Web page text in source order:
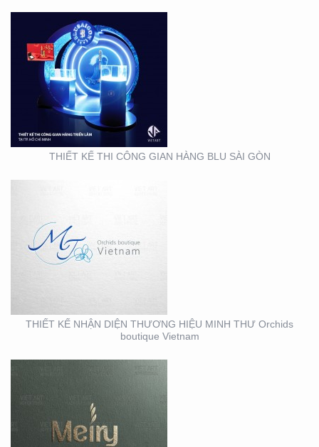
THIẾT KẾ THI CÔNG GIAN HÀNG BLU SÀI GÒN
THIẾT KẾ NHẬN DIỆN
THƯƠNG HIỆU MINH
THƯ ORCHIDS
BOUTIQUE VIETNAM
THIẾT KẾ NHẬN DIỆN THƯƠNG HIỆU MINH THƯ Orchids
boutique Vietnam
THIẾT KẾ BỘ NHẬN
DIỆN THƯƠNG HIỆU
THIẾT KẾ THI CÔNG
MẶT DỰNG TẠI BÌNH